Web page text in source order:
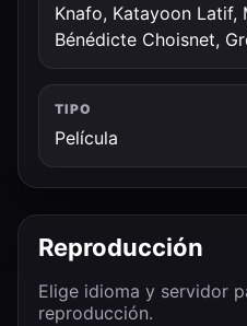
Knafo, Katayoon Latif,
Bénédicte Choisnet,
TIPO
Película
Reproducción
Elige idioma y servidor
reproducción.